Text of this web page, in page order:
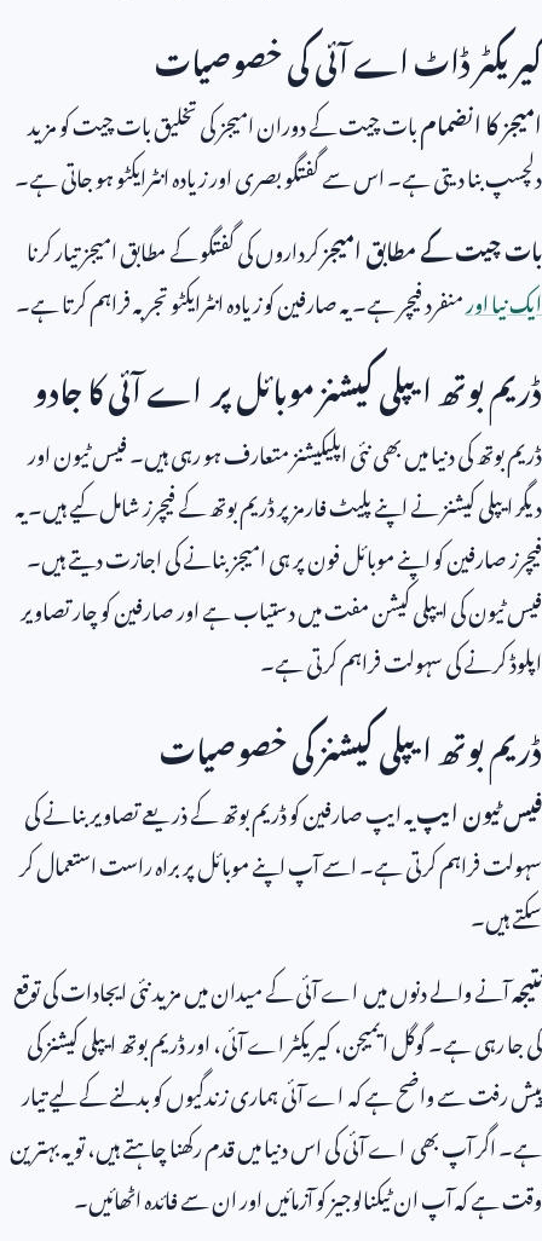
کیریکٹر ڈاٹ اے آئی کی خصوصیات
امیجز کا انضمامبات چیت کے دوران امیجز کی تخلیق بات چیت کو مزید
دلچسپ بنا دیتی ہے۔ اس سے گفتگو بصری اور زیادہ انٹرایکٹو ہو جاتی ہے۔
بات چیت کے مطابق امیجزکرداروں کی گفتگو کے مطابق امیجز تیار کرنا
ایک نیا اورمنفرد فیچر ہے۔ یہ صارفین کو زیادہ انٹرایکٹو تجربہ فراہم کرتا ہے۔
ڈریم بوتھ ایپلی کیشنز موبائل پر اے آئی کا جادو
ڈریم بوتھ کی دنیا میں بھی نئی اپلیکیشنز متعارف ہو رہی ہیں۔ فیس ٹیون اور
دیگر ایپلی کیشنز نے اپنے پلیٹ فارمز پر ڈریم بوتھ کے فیچرز شامل کیے ہیں۔ یہ
فیچرز صارفین کو اپنے موبائل فون پر ہی امیجز بنانے کی اجازت دیتے ہیں۔
فیس ٹیون کی ایپلی کیشن مفت میں دستیاب ہے اور صارفین کو چار تصاویر
اپلوڈ کرنے کی سہولت فراہم کرتی ہے۔
ڈریم بوتھ ایپلی کیشنز کی خصوصیات
فیس ٹیون ایپیہ ایپ صارفین کو ڈریم بوتھ کے ذریعے تصاویر بنانے کی
سہولت فراہم کرتی ہے۔ اسے آپ اپنے موبائل پر براہ راست استعمال کر
سکتے ہیں۔
نتیجہآنے والے دنوں میں اے آئی کے میدان میں مزید نئی ایجادات کی توقع
کی جا رہی ہے۔ گوگل ایمیجن، کیریکٹر اے آئی، اور ڈریم بوتھ ایپلی کیشنز کی
پیش رفت سے واضح ہے کہ اے آئی ہماری زندگیوں کو بدلنے کے لیے تیار
ہے۔ اگر آپ بھی اے آئی کی اس دنیا میں قدم رکھنا چاہتے ہیں، تو یہ بہترین
وقت ہے کہ آپ ان ٹیکنالوجیز کو آزمائیں اور ان سے فائدہ اٹھائیں۔